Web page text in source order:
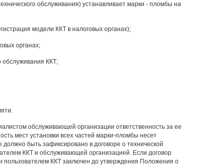
обслуживания) устанавливает марки - пломбы на
модели ККТ в налоговых органах);
органах;
обслуживания ККТ;
обслуживающей организации ответственность за ее
мест установки всех частей марки-пломбы несет
быть зафиксировано в договоре о технической
ККТ и обслуживающей организацией. Если договор
ККТ заключен до утверждения Положения о